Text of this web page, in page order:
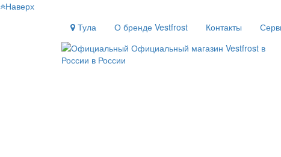
Наверх
Тула
О бренде Vestfrost Контакты